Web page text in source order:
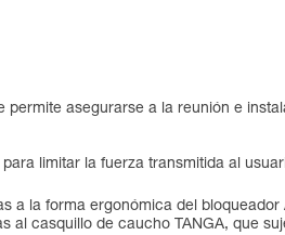
asegurarse a la reunión e
limitar la fuerza transmitida al
a la forma ergonómica del bloqueador
al casquillo de caucho TANGA, que